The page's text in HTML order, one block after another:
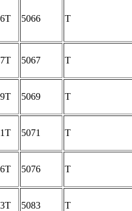
5066 T
5067 T
5069 T
5071 T
5076 T
5083 T